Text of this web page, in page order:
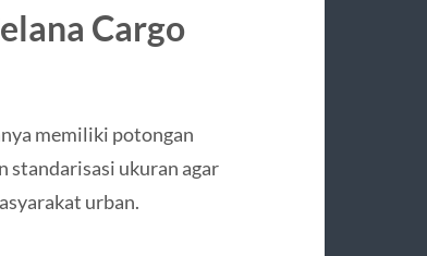
Cargo
memiliki potongan
standarisasi ukuran agar
urban.